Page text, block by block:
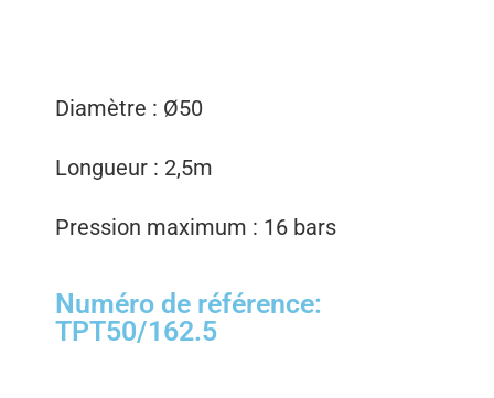
Diamètre : Ø50
Longueur : 2,5m
Pression maximum : 16 bars
Numéro de référence:
TPT50/162.5